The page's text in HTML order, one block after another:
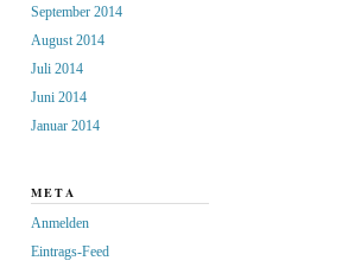
September 2014
August 2014
Juli 2014
Juni 2014
Januar 2014
META
Anmelden
Eintrags-Feed